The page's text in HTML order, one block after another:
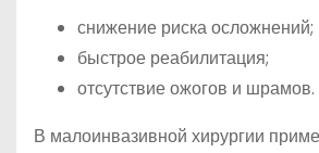
снижение риска осложнений;
быстрое реабилитация;
отсутствие ожогов и шрамов.
В малоинвазивной хирургии